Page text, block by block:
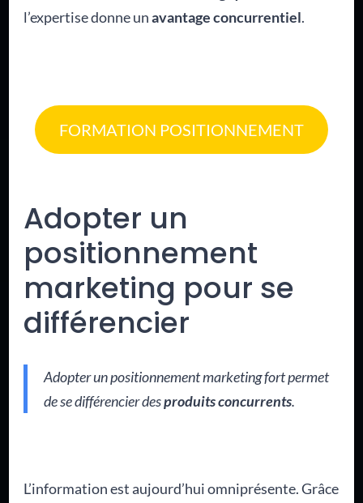
l’expertise donne unavantage concurrentiel.
FORMATION POSITIONNEMENT
Adopter un
positionnement
marketing pour se
différencier
Adopter un positionnement marketing fort permet
de se différencier desproduits concurrents.
L’information est aujourd’hui omniprésente. Grâce